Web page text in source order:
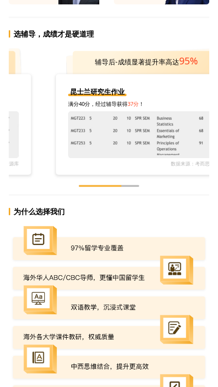
选辅导，成绩才是硬道理
辅导后-成绩显著提升率高达95%
昆士兰研究生作业
满分40分，经过辅导获得37分！
数据来源：考而思资源库
为什么选择我们